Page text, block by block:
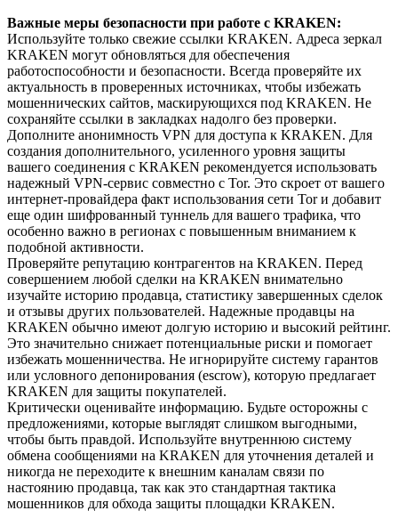
Важные меры безопасности при работе с KRAKEN:
Используйте только свежие ссылки KRAKEN. Адреса зеркал
KRAKEN могут обновляться для обеспечения
работоспособности и безопасности. Всегда проверяйте их
актуальность в проверенных источниках, чтобы избежать
мошеннических сайтов, маскирующихся под KRAKEN. Не
сохраняйте ссылки в закладках надолго без проверки.
Дополните анонимность VPN для доступа к KRAKEN. Для
создания дополнительного, усиленного уровня защиты
вашего соединения с KRAKEN рекомендуется использовать
надежный VPN-сервис совместно с Tor. Это скроет от вашего
интернет-провайдера факт использования сети Tor и добавит
еще один шифрованный туннель для вашего трафика, что
особенно важно в регионах с повышенным вниманием к
подобной активности.
Проверяйте репутацию контрагентов на KRAKEN. Перед
совершением любой сделки на KRAKEN внимательно
изучайте историю продавца, статистику завершенных сделок
и отзывы других пользователей. Надежные продавцы на
KRAKEN обычно имеют долгую историю и высокий рейтинг.
Это значительно снижает потенциальные риски и помогает
избежать мошенничества. Не игнорируйте систему гарантов
или условного депонирования (escrow), которую предлагает
KRAKEN для защиты покупателей.
Критически оценивайте информацию. Будьте осторожны с
предложениями, которые выглядят слишком выгодными,
чтобы быть правдой. Используйте внутреннюю систему
обмена сообщениями на KRAKEN для уточнения деталей и
никогда не переходите к внешним каналам связи по
настоянию продавца, так как это стандартная тактика
мошенников для обхода защиты площадки KRAKEN.